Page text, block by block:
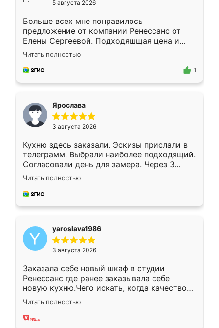
5 августа 2026
Больше всех мне понравилось
предложение от компании Ренессанс от
Елены Сергеевой. Подходяшщая цена и
короткие сроки изготовления. Приехавший
для замера сотрудник Владислав
предложил по моему эскизу самый
Читать полностью
1
Ярослава
3 августа 2026
Кухню здесь заказали. Эскизы прислали в
телеграмм. Выбрали наиболее подходящий.
Согласовали день для замера. Через 3
недели кухня была уже готова. Остались
довольны работой. Спасибо Ренессанс
мебель за качественную работу!
Читать полностью
yaroslava1986
3 августа 2026
Заказала себе новый шкаф в студии
Ренессанс где ранее заказывала себе
новую кухню.Чего искать, когда качеством
вполне довольна. Служит кухня уже почти
два года, нареканий нет.
Читать полностью